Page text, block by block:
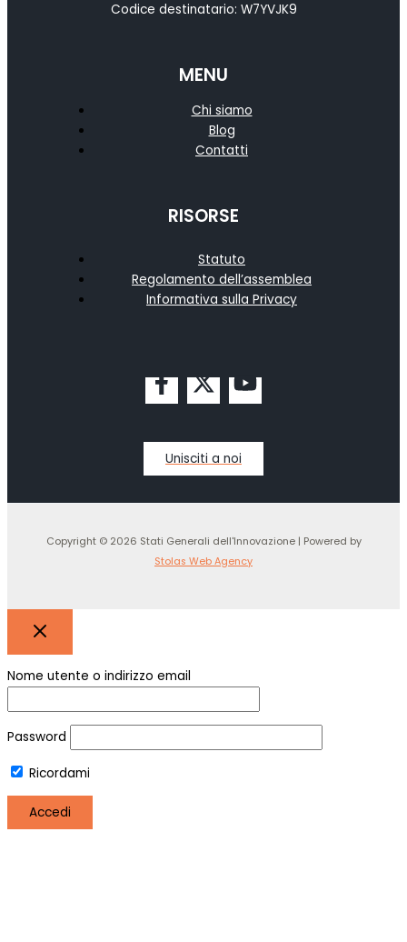
Codice destinatario: W7YVJK9
MENU
Chi siamo
Blog
Contatti
RISORSE
Statuto
Regolamento dell’assemblea
Informativa sulla Privacy
Unisciti a noi
Copyright © 2026 Stati Generali dell'Innovazione | Powered by
Stolas Web Agency
Nome utente o indirizzo email
Password
Ricordami